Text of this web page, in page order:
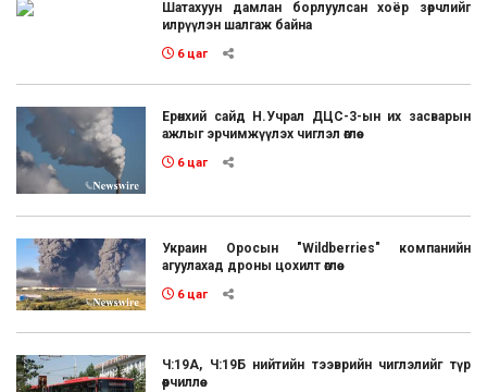
Шатахуун дамлан борлуулсан хоёр зөрчлийг
илрүүлэн шалгаж байна
6 цаг
Ерөнхий сайд Н.Учрал ДЦС-3-ын их засварын
ажлыг эрчимжүүлэх чиглэл өглөө
6 цаг
Украин Оросын "Wildberries" компанийн
агуулахад дроны цохилт өглөө
6 цаг
Ч:19А, Ч:19Б нийтийн тээврийн чиглэлийг түр
өөрчиллөө